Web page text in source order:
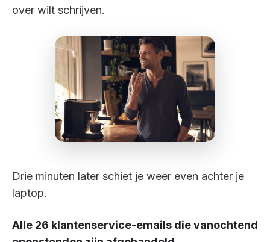
over wilt schrijven.
Drie minuten later schiet je weer even achter je
laptop.
Alle 26 klantenservice-emails die vanochtend